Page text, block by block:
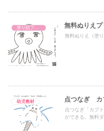
塗り絵プリント 無料ぬりえプ
無料ぬりえ（塗
幼児教材 点つなぎ カ
点つなぎ「カブ
ができる。無料